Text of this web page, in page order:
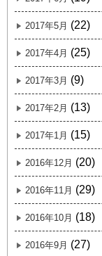
2017年5月 (22)
2017年4月 (25)
2017年3月 (9)
2017年2月 (13)
2017年1月 (15)
2016年12月 (20)
2016年11月 (29)
2016年10月 (18)
2016年9月 (27)